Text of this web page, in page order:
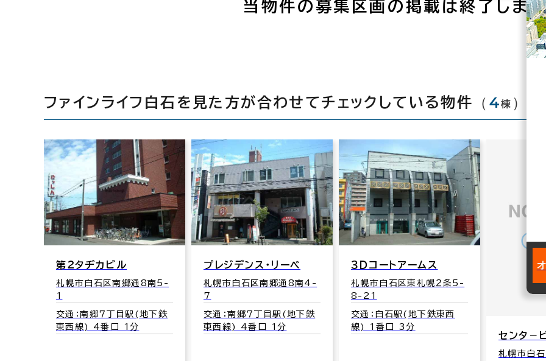
当物件の募集区画の掲載は終了しまし
ファインライフ白石を見た方が合わせてチェックしている物件 （ 4棟 ）
第２タヂカビル
札幌市白石区南郷通8南5-
1
交通：南郷７丁目駅(地下鉄
東西線) 4番口 1分
プレジデンス・リーベ
札幌市白石区南郷通8南4-
7
交通：南郷７丁目駅(地下鉄
東西線) 4番口 1分
３Ｄコートアームス
札幌市白石区東札幌２条5-
8-21
交通：白石駅(地下鉄東西
線) 1番口 3分
センタ－
札幌市白